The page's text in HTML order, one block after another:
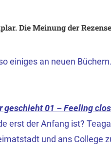
Die Meinung der
einiges an neuen
geschieht 01 – Feeling
erst der Anfang ist?
und ans College